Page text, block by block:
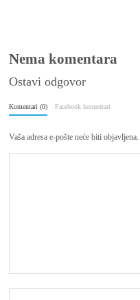
Nema komentara
Ostavi odgovor
Komentari (0) Facebook komentari
Vaša adresa e-pošte neće biti objavljena.